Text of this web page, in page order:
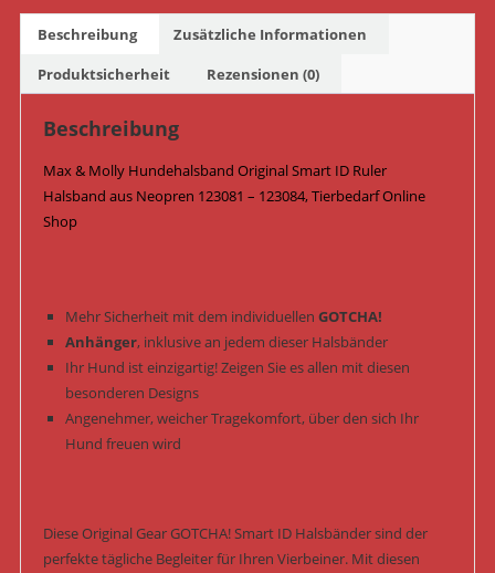
Neopren
123081
123084
Menge
Beschreibung
Zusätzliche Informationen
Produktsicherheit
Rezensionen (0)
Beschreibung
Max & Molly Hundehalsband Original Smart ID Ruler
Halsband aus Neopren 123081 – 123084, Tierbedarf Online
Shop
Mehr Sicherheit mit dem individuellen GOTCHA!
Anhänger, inklusive an jedem dieser Halsbänder
Ihr Hund ist einzigartig! Zeigen Sie es allen mit diesen
besonderen Designs
Angenehmer, weicher Tragekomfort, über den sich Ihr
Hund freuen wird
Diese Original Gear GOTCHA! Smart ID Halsbänder sind der
perfekte tägliche Begleiter für Ihren Vierbeiner. Mit diesen